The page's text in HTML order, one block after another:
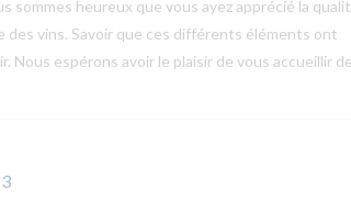
sommes heureux que vous ayez apprécié la
vins. Savoir que ces différents éléments ont
Nous espérons avoir le plaisir de vous accueillir
3